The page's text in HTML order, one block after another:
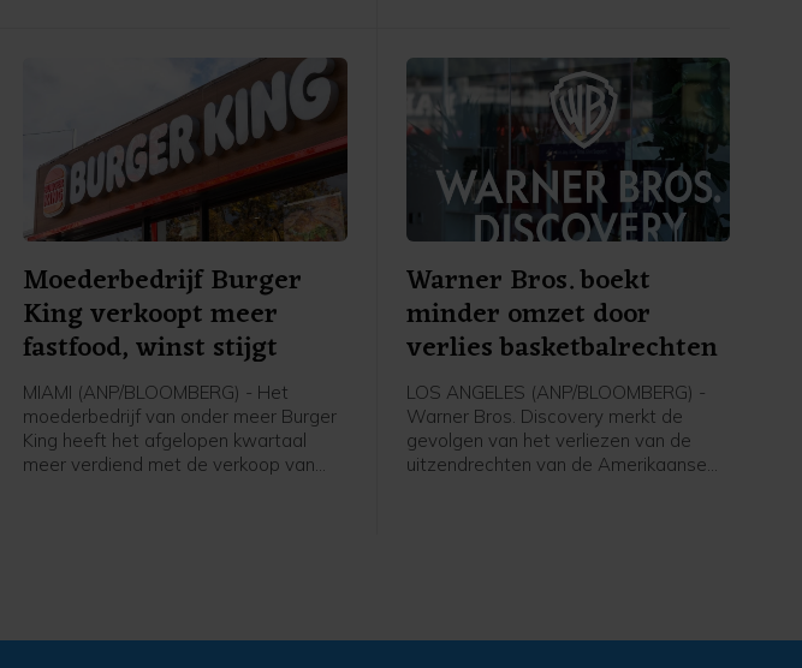
van klanten en de systemen van ING
zouden er niet bij betrokken zijn.
Moederbedrijf Burger
King verkoopt meer
fastfood, winst stijgt
MIAMI (ANP/BLOOMBERG) - Het
moederbedrijf van onder meer Burger
King heeft het afgelopen kwartaal
meer verdiend met de verkoop van
Warner Bros. boekt
minder omzet door
verlies basketbalrechten
LOS ANGELES (ANP/BLOOMBERG) -
Warner Bros. Discovery merkt de
gevolgen van het verliezen van de
uitzendrechten van de Amerikaanse